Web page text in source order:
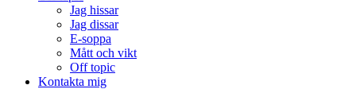
Jag hissar
Jag dissar
E-soppa
Mått och vikt
Off topic
Kontakta mig